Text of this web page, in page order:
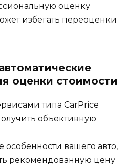
оценку
избегать переоценки
оценки стоимости
типа CarPrice
объективную
вашего авто,
рекомендованную цену